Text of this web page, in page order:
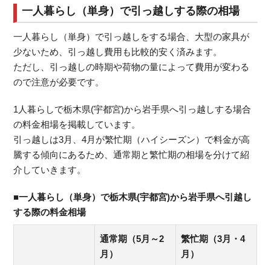
一人暮らし（単身）で引っ越しする際の相場
一人暮らし（単身）で引っ越しをする場合、大型の家具が
少ないため、引っ越し費用も比較的安く済みます。
ただし、引っ越しの時期や荷物の量によって費用が変わる
ので注意が必要です。
1人暮らしで栃木県(宇都宮)から岩手県へ引っ越しする場合
の料金相場を掲載しています。
引っ越しは3月、4月が繁忙期（ハイシーズン）で料金が高
騰する傾向にあるため、通常期と繁忙期の相場を分けて紹
介していきます。
■一人暮らし（単身）で栃木県(宇都宮)から岩手県へ引越し
する際の料金相場
通常期（5月～2
月）
繁忙期（3月・4
月）